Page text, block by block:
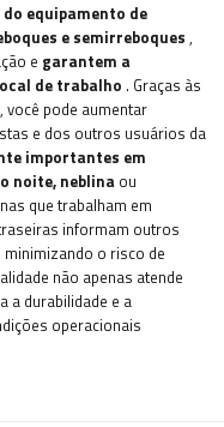
do equipamento de
e semirreboques ,
e garantem a
de trabalho . Graças às
pode aumentar
e dos outros usuários da
importantes em
noite, neblina ou
que trabalham em
informam outros
o risco de
não apenas atende
a durabilidade e a
operacionais